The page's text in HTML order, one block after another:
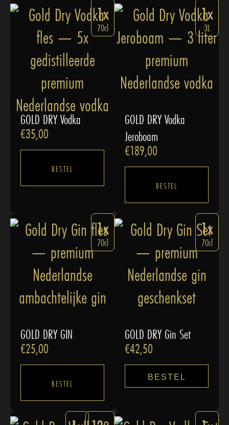
1x
70cl
GOLD DRY Vodka
€35,00
BESTEL
1x
3L
GOLD DRY Vodka
Jeroboam
€189,00
BESTEL
1x
70cl
GOLD DRY GIN
€25,00
BESTEL
1x
70cl
GOLD DRY Gin Set
€42,50
BESTEL